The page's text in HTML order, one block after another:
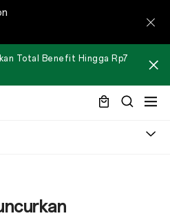
Total Benefit Hingga Rp7